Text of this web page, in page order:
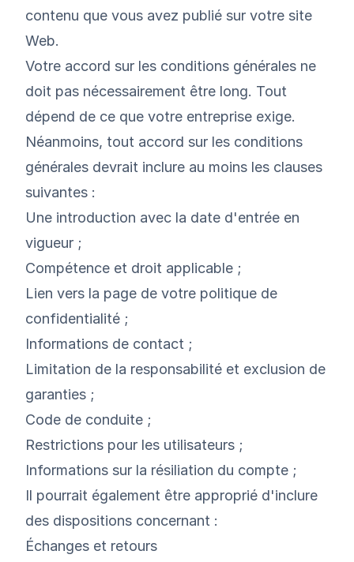
contenu que vous avez publié sur votre site
Web.
Votre accord sur les conditions générales ne
doit pas nécessairement être long. Tout
dépend de ce que votre entreprise exige.
Néanmoins, tout accord sur les conditions
générales devrait inclure au moins les clauses
suivantes :
Une introduction avec la date d'entrée en
vigueur ;
Compétence et droit applicable ;
Lien vers la page de votre politique de
confidentialité ;
Informations de contact ;
Limitation de la responsabilité et exclusion de
garanties ;
Code de conduite ;
Restrictions pour les utilisateurs ;
Informations sur la résiliation du compte ;
Il pourrait également être approprié d'inclure
des dispositions concernant :
Échanges et retours